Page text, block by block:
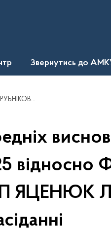
Звернутись до
на засіданні
відносно
ЯЦЕНЮК